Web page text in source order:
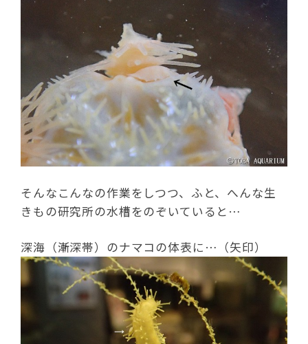
そんなこんなの作業をしつつ、ふと、へんな生
きもの研究所の水槽をのぞいていると…
深海（漸深帯）のナマコの体表に…（矢印）